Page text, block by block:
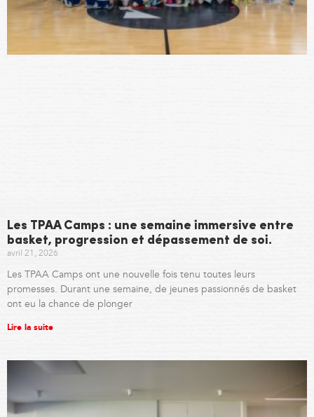
Les TPAA Camps : une semaine immersive entre
basket, progression et dépassement de soi.
avril 21, 2026
Les TPAA Camps ont une nouvelle fois tenu toutes leurs
promesses. Durant une semaine, de jeunes passionnés de basket
ont eu la chance de plonger
Lire la suite